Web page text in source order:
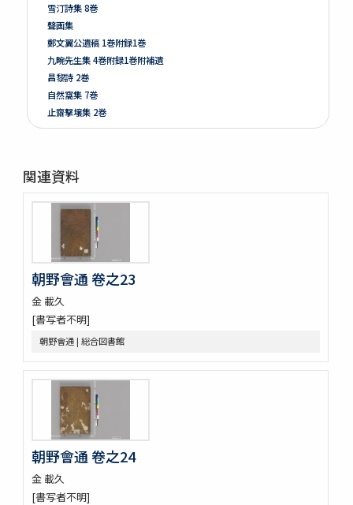
雪汀詩集 8巻
聲画集
鄭文翼公遺稿 1巻附録1巻
九畹先生集 4巻附録1巻附補遺
昌黎詩 2巻
自然窩集 7巻
止齋撃壌集 2巻
江山文藻 2巻
龍飛御天歌
大東詩選 12巻
漢陰先生文稿 12巻
錦南先生集 5巻
潜谷先生遺稿 14巻
大陵遺稿 11巻
一嚢遺稿 2巻
月沙先生集 63巻附録5巻別集7巻
鶴谷集 9巻附録2巻附1巻
韓客巾衍集 4巻
文谷集 28巻
藥泉集 34巻
華西文稿 1巻附1巻
南大池歌
體素集
遊山録 2巻
嘉林世稿 3巻附録1巻
関連資料
朝野會通 卷之23
金 載久
[書写者不明]
朝野會通 | 総合図書館
朝野會通 卷之24
金 載久
[書写者不明]